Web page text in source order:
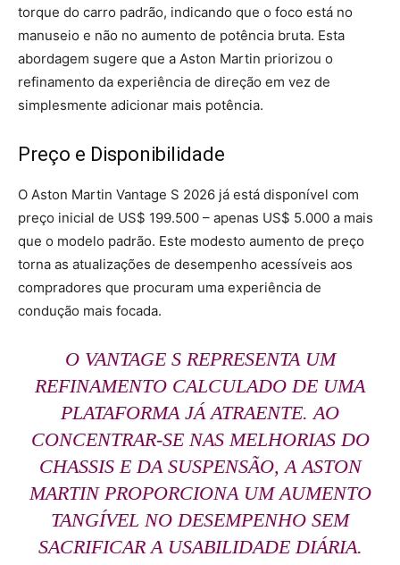
torque do carro padrão, indicando que o foco está no
manuseio e não no aumento de potência bruta. Esta
abordagem sugere que a Aston Martin priorizou o
refinamento da experiência de direção em vez de
simplesmente adicionar mais potência.
Preço e Disponibilidade
O Aston Martin Vantage S 2026 já está disponível com
preço inicial de US$ 199.500 – apenas US$ 5.000 a mais
que o modelo padrão. Este modesto aumento de preço
torna as atualizações de desempenho acessíveis aos
compradores que procuram uma experiência de
condução mais focada.
O VANTAGE S REPRESENTA UM
REFINAMENTO CALCULADO DE UMA
PLATAFORMA JÁ ATRAENTE. AO
CONCENTRAR-SE NAS MELHORIAS DO
CHASSIS E DA SUSPENSÃO, A ASTON
MARTIN PROPORCIONA UM AUMENTO
TANGÍVEL NO DESEMPENHO SEM
SACRIFICAR A USABILIDADE DIÁRIA.